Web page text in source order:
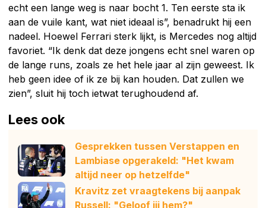
echt een lange weg is naar bocht 1. Ten eerste sta ik
aan de vuile kant, wat niet ideaal is”, benadrukt hij een
nadeel. Hoewel Ferrari sterk lijkt, is Mercedes nog altijd
favoriet. “Ik denk dat deze jongens echt snel waren op
de lange runs, zoals ze het hele jaar al zijn geweest. Ik
heb geen idee of ik ze bij kan houden. Dat zullen we
zien”, sluit hij toch ietwat terughoudend af.
Lees ook
Gesprekken tussen Verstappen en
Lambiase opgerakeld: "Het kwam
altijd neer op hetzelfde"
Kravitz zet vraagtekens bij aanpak
Russell: "Geloof jij hem?"